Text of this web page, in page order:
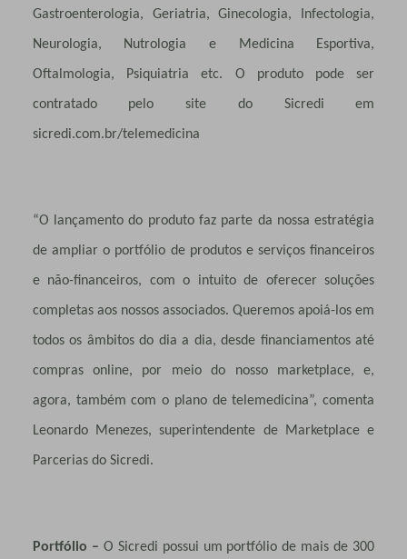
Gastroenterologia, Geriatria, Ginecologia, Infectologia,
Neurologia, Nutrologia e Medicina Esportiva,
Oftalmologia, Psiquiatria etc. O produto pode ser
contratado pelo site do Sicredi em
sicredi.com.br/telemedicina
“O lançamento do produto faz parte da nossa estratégia
de ampliar o portfólio de produtos e serviços financeiros
e não-financeiros, com o intuito de oferecer soluções
completas aos nossos associados. Queremos apoiá-los em
todos os âmbitos do dia a dia, desde financiamentos até
compras online, por meio do nosso marketplace, e,
agora, também com o plano de telemedicina”, comenta
Leonardo Menezes, superintendente de Marketplace e
Parcerias do Sicredi.
Portfólio – O Sicredi possui um portfólio de mais de 300